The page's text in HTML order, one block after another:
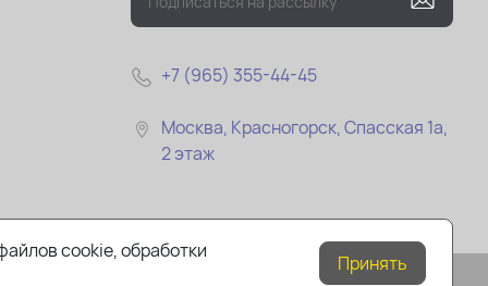
+7 (965) 355-44-45
Москва, Красногорск, Спасская 1а,
2 этаж
cookie, обработки
Принять